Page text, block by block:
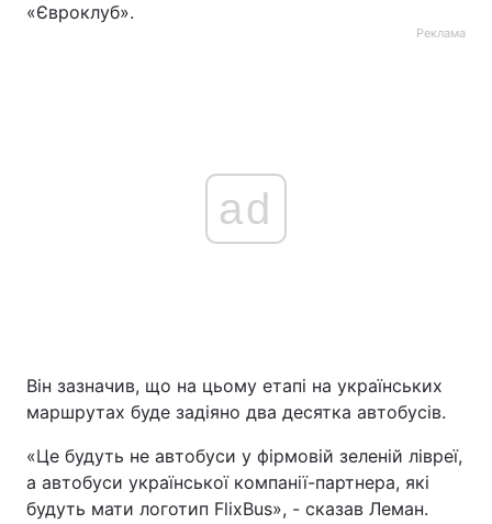
«Євроклуб».
Реклама
ad
Він зазначив, що на цьому етапі на українських
маршрутах буде задіяно два десятка автобусів.
«Це будуть не автобуси у фірмовій зеленій лівреї,
а автобуси української компанії-партнера, які
будуть мати логотип FlixBus», - сказав Леман.